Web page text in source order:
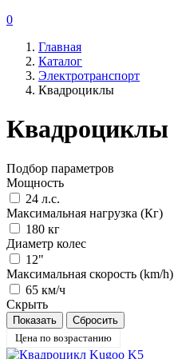
0
Главная
Каталог
Электротранспорт
Квадроциклы
Квадроциклы
Подбор параметров
Мощность
24 л.с.
Максимальная нагрузка (Кг)
180 кг
Диаметр колес
12"
Максимальная скорость (km/h)
65 км/ч
Скрыть
Цена по возрастанию